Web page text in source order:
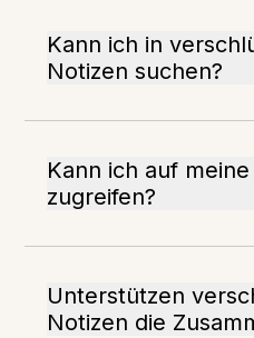
Kann ich in
Notizen suchen?
Kann ich auf
zugreifen?
Unterstützen
Notizen die